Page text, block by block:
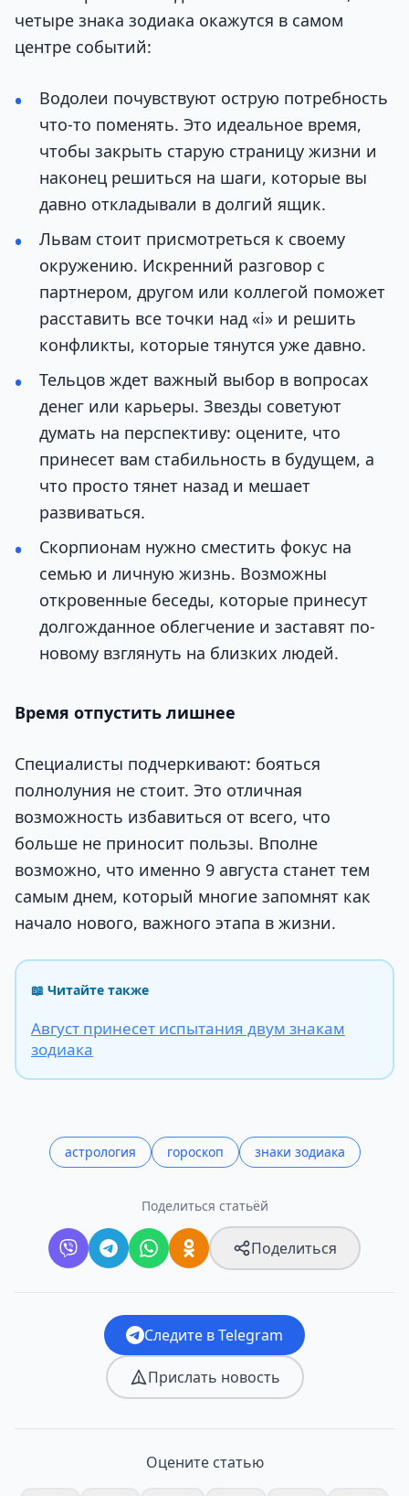
четыре знака зодиака окажутся в самом
центре событий:
Водолеи почувствуют острую потребность
что-то поменять. Это идеальное время,
чтобы закрыть старую страницу жизни и
наконец решиться на шаги, которые вы
давно откладывали в долгий ящик.
Львам стоит присмотреться к своему
окружению. Искренний разговор с
партнером, другом или коллегой поможет
расставить все точки над «i» и решить
конфликты, которые тянутся уже давно.
Тельцов ждет важный выбор в вопросах
денег или карьеры. Звезды советуют
думать на перспективу: оцените, что
принесет вам стабильность в будущем, а
что просто тянет назад и мешает
развиваться.
Скорпионам нужно сместить фокус на
семью и личную жизнь. Возможны
откровенные беседы, которые принесут
долгожданное облегчение и заставят по-
новому взглянуть на близких людей.
Время отпустить лишнее
Специалисты подчеркивают: бояться
полнолуния не стоит. Это отличная
возможность избавиться от всего, что
больше не приносит пользы. Вполне
возможно, что именно 9 августа станет тем
самым днем, который многие запомнят как
начало нового, важного этапа в жизни.
📖 Читайте также
Август принесет испытания двум знакам
зодиака
астрология гороскоп знаки зодиака
Поделиться статьёй
Поделиться
Следите в Telegram
Прислать новость
Оцените статью